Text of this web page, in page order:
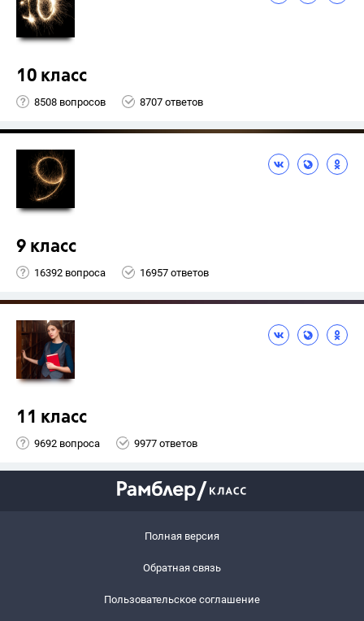
10 класс
8508 вопросов 8707 ответов
9 класс
16392 вопроса 16957 ответов
11 класс
9692 вопроса 9977 ответов
Полная версия
Обратная связь
Пользовательское соглашение